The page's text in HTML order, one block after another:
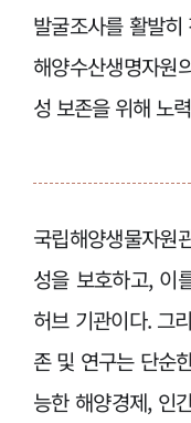
발굴조사를 활발
해양수산생명자
성 보존을 위해 노
국립해양생물자
성을 보호하고, 이
허브 기관이다. 그
존 및 연구는 단순
능한 해양경제, 인